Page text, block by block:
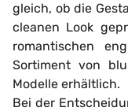
gleich, ob die
cleanen Look
romantischen
Sortiment von
Modelle erhältlich.
Bei der